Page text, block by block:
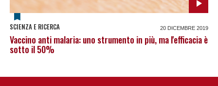
SCIENZA E RICERCA 20 DICEMBRE 2019
Vaccino anti malaria: uno strumento in più, ma l'efficacia è
sotto il 50%